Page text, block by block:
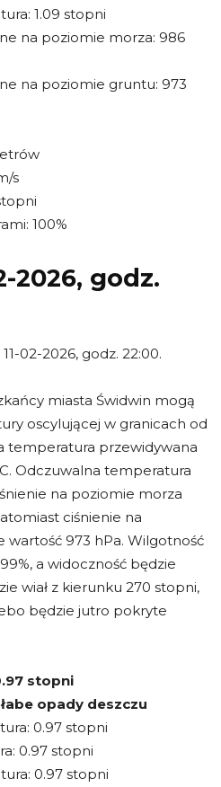
1.09 stopni
na poziomie morza: 986
na poziomie gruntu: 973
s
100%
2026, godz.
02-2026, godz. 22:00.
miasta Świdwin mogą
oscylującej w granicach od
temperatura przewidywana
Odczuwalna temperatura
na poziomie morza
ciśnienie na
wartość 973 hPa. Wilgotność
a widoczność będzie
wiał z kierunku 270 stopni,
będzie jutro pokryte
stopni
opady deszczu
0.97 stopni
0.97 stopni
0.97 stopni